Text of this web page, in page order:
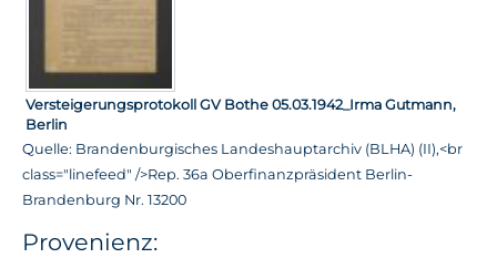
Versteigerungsprotokoll GV Bothe 05.03.1942_Irma Gutmann,
Berlin
Quelle: Brandenburgisches Landeshauptarchiv (BLHA) (II),<br
class="linefeed" />Rep. 36a Oberfinanzpräsident Berlin-
Brandenburg Nr. 13200
Provenienz: